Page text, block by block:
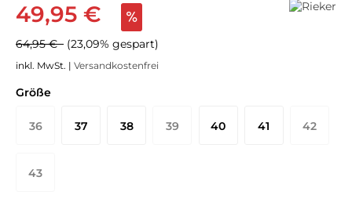
49,95 €
64,95 € (23,09% gespart)
inkl. MwSt. | Versandkostenfrei
Größe
36 37 38 39 40 41 42
43